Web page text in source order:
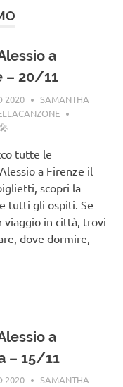
a
– 20/11
2020
SAMANTHA
tutte le
a Firenze il
scopri la
tutti gli ospiti. Se
viaggio in città, trovi
dove dormire,
a
– 15/11
2020
SAMANTHA